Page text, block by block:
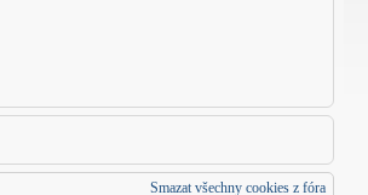
Smazat všechny cookies z fóra